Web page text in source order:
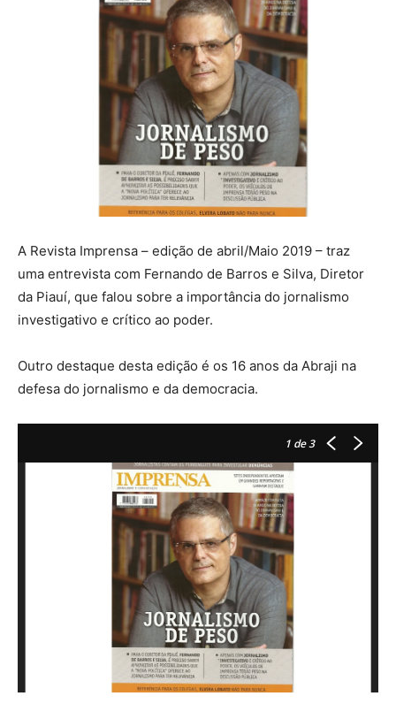
A Revista Imprensa – edição de abril/Maio 2019 – traz
uma entrevista com Fernando de Barros e Silva, Diretor
da Piauí, que falou sobre a importância do jornalismo
investigativo e crítico ao poder.
Outro destaque desta edição é os 16 anos da Abraji na
defesa do jornalismo e da democracia.
1 de 3